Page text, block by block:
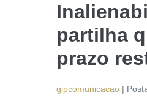
partilha
prazo
gipcomunicacao |